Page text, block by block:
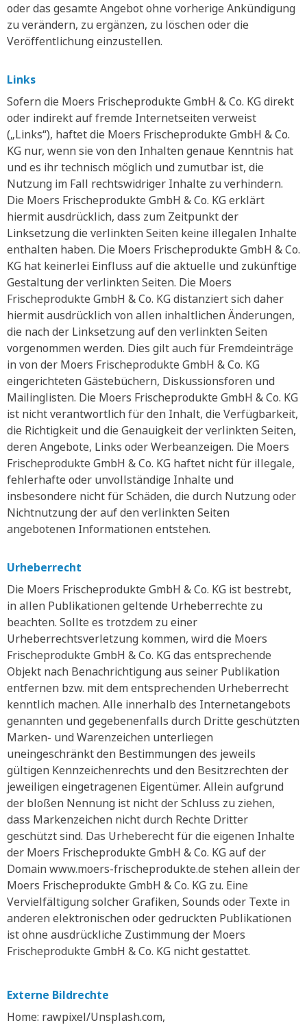
oder das gesamte Angebot ohne vorherige Ankündigung
zu verändern, zu ergänzen, zu löschen oder die
Veröffentlichung einzustellen.
Links
Sofern die Moers Frischeprodukte GmbH & Co. KG direkt
oder indirekt auf fremde Internetseiten verweist
(„Links“), haftet die Moers Frischeprodukte GmbH & Co.
KG nur, wenn sie von den Inhalten genaue Kenntnis hat
und es ihr technisch möglich und zumutbar ist, die
Nutzung im Fall rechtswidriger Inhalte zu verhindern.
Die Moers Frischeprodukte GmbH & Co. KG erklärt
hiermit ausdrücklich, dass zum Zeitpunkt der
Linksetzung die verlinkten Seiten keine illegalen Inhalte
enthalten haben. Die Moers Frischeprodukte GmbH & Co.
KG hat keinerlei Einfluss auf die aktuelle und zukünftige
Gestaltung der verlinkten Seiten. Die Moers
Frischeprodukte GmbH & Co. KG distanziert sich daher
hiermit ausdrücklich von allen inhaltlichen Änderungen,
die nach der Linksetzung auf den verlinkten Seiten
vorgenommen werden. Dies gilt auch für Fremdeinträge
in von der Moers Frischeprodukte GmbH & Co. KG
eingerichteten Gästebüchern, Diskussionsforen und
Mailinglisten. Die Moers Frischeprodukte GmbH & Co. KG
ist nicht verantwortlich für den Inhalt, die Verfügbarkeit,
die Richtigkeit und die Genauigkeit der verlinkten Seiten,
deren Angebote, Links oder Werbeanzeigen. Die Moers
Frischeprodukte GmbH & Co. KG haftet nicht für illegale,
fehlerhafte oder unvollständige Inhalte und
insbesondere nicht für Schäden, die durch Nutzung oder
Nichtnutzung der auf den verlinkten Seiten
angebotenen Informationen entstehen.
Urheberrecht
Die Moers Frischeprodukte GmbH & Co. KG ist bestrebt,
in allen Publikationen geltende Urheberrechte zu
beachten. Sollte es trotzdem zu einer
Urheberrechtsverletzung kommen, wird die Moers
Frischeprodukte GmbH & Co. KG das entsprechende
Objekt nach Benachrichtigung aus seiner Publikation
entfernen bzw. mit dem entsprechenden Urheberrecht
kenntlich machen. Alle innerhalb des Internetangebots
genannten und gegebenenfalls durch Dritte geschützten
Marken- und Warenzeichen unterliegen
uneingeschränkt den Bestimmungen des jeweils
gültigen Kennzeichenrechts und den Besitzrechten der
jeweiligen eingetragenen Eigentümer. Allein aufgrund
der bloßen Nennung ist nicht der Schluss zu ziehen,
dass Markenzeichen nicht durch Rechte Dritter
geschützt sind. Das Urheberecht für die eigenen Inhalte
der Moers Frischeprodukte GmbH & Co. KG auf der
Domain www.moers-frischeprodukte.de stehen allein der
Moers Frischeprodukte GmbH & Co. KG zu. Eine
Vervielfältigung solcher Grafiken, Sounds oder Texte in
anderen elektronischen oder gedruckten Publikationen
ist ohne ausdrückliche Zustimmung der Moers
Frischeprodukte GmbH & Co. KG nicht gestattet.
Externe Bildrechte
Home: rawpixel/Unsplash.com,